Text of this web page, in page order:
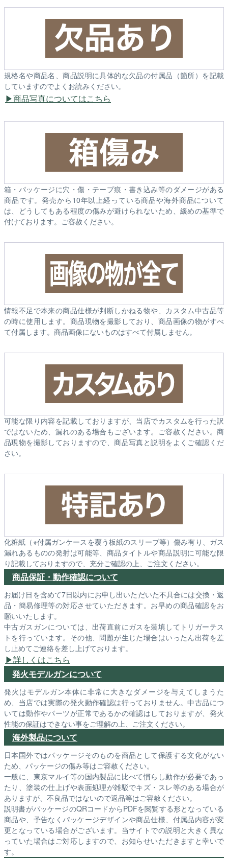
規格名や商品名、商品説明に具体的な欠品の付属品（箇所）を記載
していますのでよくお読みください。
商品写真についてはこちら
箱・パッケージに穴・傷・テープ痕・書き込み等のダメージがある
商品です。発売から10年以上経っている商品や海外商品について
は、どうしてもある程度の傷みが避けられないため、緩めの基準で
付けております。ご容赦ください。
情報不足で本来の商品仕様が判断しかねる物や、カスタム中古品等
の時に使用します。商品現物を撮影しており、商品画像の物がすべ
て付属します。商品画像にないものはすべて付属しません。
可能な限り内容を記載しておりますが、当店でカスタムを行った訳
ではないため、漏れのある場合もございます。ご容赦ください。商
品現物を撮影しておりますので、商品写真と説明をよくご確認くだ
さい。
化粧紙（※付属ガンケースを覆う板紙のスリーブ等）傷み有り、ガス
漏れあるものの発射は可能等、商品タイトルや商品説明に可能な限
り記載しておりますので、充分ご確認の上、ご注文ください。
商品保証・動作確認について
お届け日を含めて7日以内にお申し出いただいた不具合には交換・返
品・簡易修理等の対応させていただきます。お早めの商品確認をお
願いいたします。
中古ガスガンについては、出荷直前にガスを装填してトリガーテス
トを行っています。その他、問題が生じた場合はいったん出荷を差
し止めてご連絡を差し上げております。
詳しくはこちら
発火モデルガンについて
発火はモデルガン本体に非常に大きなダメージを与えてしまうた
め、当店では実際の発火動作確認は行っておりません。中古品につ
いては動作やパーツが正常であるかの確認はしておりますが、発火
性能の保証はできない事をご理解の上、ご注文ください。
海外製品について
日本国外ではパッケージそのものを商品として保護する文化がない
ため、パッケージの傷み等はご容赦ください。
一般に、東京マルイ等の国内製品に比べて慣らし動作が必要であっ
たり、塗装の仕上げや表面処理が雑駁でキズ・スレ等のある場合が
ありますが、不良品ではないので返品等はご容赦ください。
説明書がパッケージのQRコードからPDFを閲覧する形となっている
商品や、予告なくパッケージデザインや商品仕様、付属品内容が変
更となっている場合がございます。当サイトでの説明と大きく異な
っていた場合はご対応しますので、お知らせいただきますと幸いで
す。